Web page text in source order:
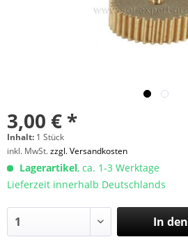
3,00 € *
Inhalt: 1 Stück
inkl. MwSt.zzgl. Versandkosten
Lagerartikel, ca. 1-3 Werktage
Lieferzeit innerhalb Deutschlands
In den